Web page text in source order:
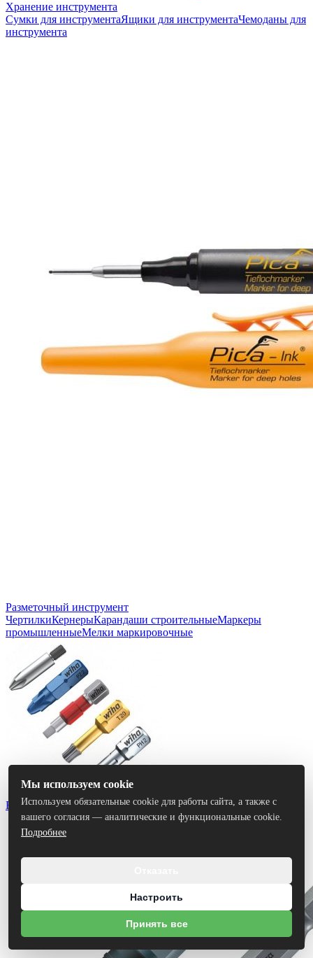
Хранение инструмента
Сумки для инструментаЯщики для инструментаЧемоданы для
инструмента
Разметочный инструмент
ЧертилкиКернерыКарандаши строительныеМаркеры
промышленныеМелки маркировочные
Биты
Мы используем cookie
Используем обязательные cookie для работы сайта, а также с
вашего согласия — аналитические и функциональные cookie.
Подробнее
Настроить
Принять все